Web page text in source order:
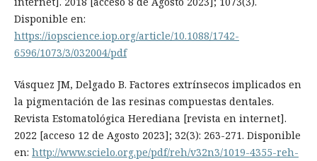
Disponible en:
https://iopscience.iop.org/article/10.1088/1742-
6596/1073/3/032004/pdf
Vásquez JM, Delgado B. Factores extrínsecos implicados en
la pigmentación de las resinas compuestas dentales.
Revista Estomatológica Herediana [revista en internet].
2022 [acceso 12 de Agosto 2023]; 32(3): 263-271. Disponible
en: http://www.scielo.org.pe/pdf/reh/v32n3/1019-4355-reh-